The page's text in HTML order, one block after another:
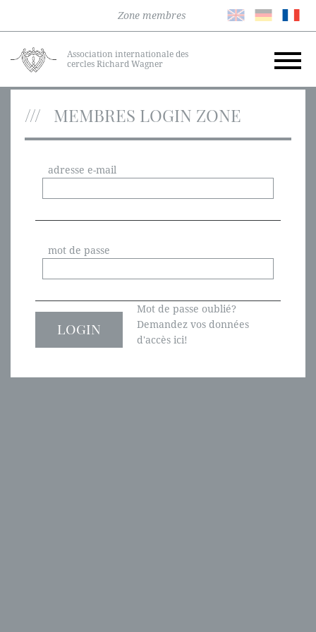
Zone membres
Association internationale des
cercles Richard Wagner
MEMBRES LOGIN ZONE
adresse e-mail
mot de passe
Mot de passe oublié?
Demandez vos données
d'accès ici!